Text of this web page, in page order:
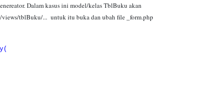
Dalam kasus ini model/kelas TblBuku akan
tblBuku/... untuk itu buka dan ubah file _form.php